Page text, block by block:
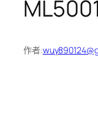
作者: